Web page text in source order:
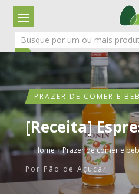
PRAZER DE COMER E
[Receita]
Home › Prazer de comer e
Por Pão de Açúcar